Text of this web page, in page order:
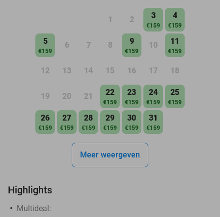
1 2 3
€159
4
€159
5
€159
6 7 8 9
€159
10 11
€159
12 13 14 15 16 17 18
19 20 21 22
€159
23
€159
24
€159
25
€159
26
€159
27
€159
28
€159
29
€159
30
€159
31
€159
Meer weergeven
Highlights
Multideal: